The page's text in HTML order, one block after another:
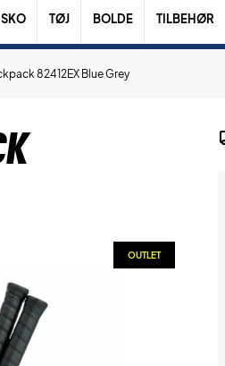
SKO TØJ BOLDE TILBEHØR
82412EX Blue Grey
OUTLET